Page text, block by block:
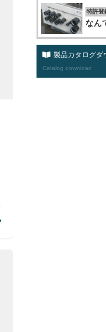
特許登
なん
製品カタログダ
Catalog download